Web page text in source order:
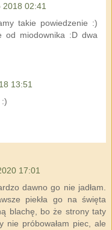
2018 02:41
takie powiedzenie :)
od miodownika :D dwa
13:51
17:01
dawno go nie jadłam.
piekła go na święta
blachę, bo że strony taty
nie próbowałam piec, ale